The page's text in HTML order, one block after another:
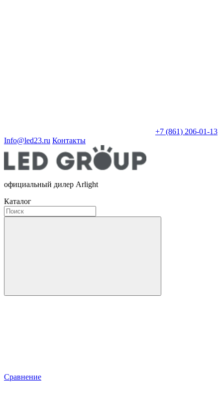
+7 (861) 206-01-13
Info@led23.ru Контакты
официальный дилер Arlight
Каталог
Сравнение